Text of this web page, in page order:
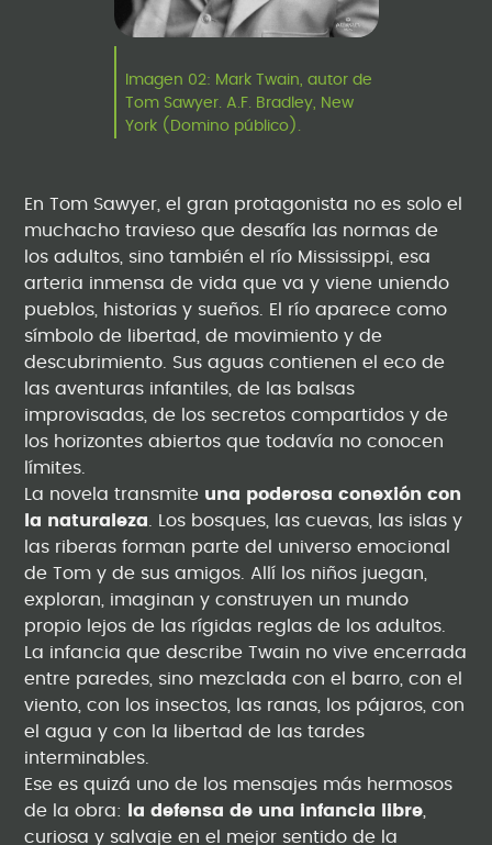
Imagen 02: Mark Twain, autor de
Tom Sawyer. A.F. Bradley, New
York (Domino público).
En Tom Sawyer, el gran protagonista no es solo el
muchacho travieso que desafía las normas de
los adultos, sino también el río Mississippi, esa
arteria inmensa de vida que va y viene uniendo
pueblos, historias y sueños. El río aparece como
símbolo de libertad, de movimiento y de
descubrimiento. Sus aguas contienen el eco de
las aventuras infantiles, de las balsas
improvisadas, de los secretos compartidos y de
los horizontes abiertos que todavía no conocen
límites.
La novela transmite una poderosa conexión con
la naturaleza . Los bosques, las cuevas, las islas y
las riberas forman parte del universo emocional
de Tom y de sus amigos. Allí los niños juegan,
exploran, imaginan y construyen un mundo
propio lejos de las rígidas reglas de los adultos.
La infancia que describe Twain no vive encerrada
entre paredes, sino mezclada con el barro, con el
viento, con los insectos, las ranas, los pájaros, con
el agua y con la libertad de las tardes
interminables.
Ese es quizá uno de los mensajes más hermosos
de la obra:
la defensa de una infancia libre
curiosa y salvaje en el mejor sentido de la